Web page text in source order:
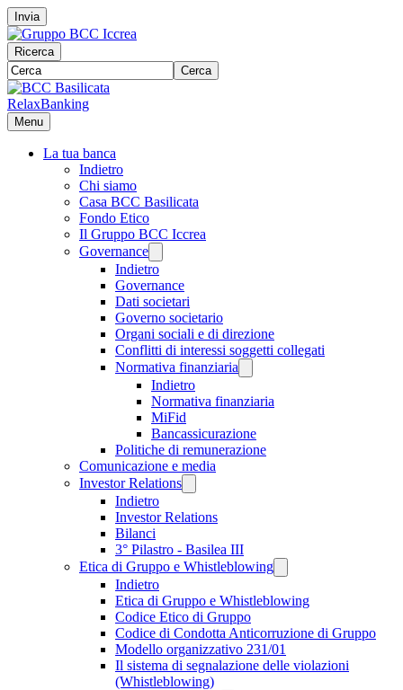
Invia
Ricerca
Cerca
RelaxBanking
Menu
La tua banca
Indietro
Chi siamo
Casa BCC Basilicata
Fondo Etico
Il Gruppo BCC Iccrea
Governance
Indietro
Governance
Dati societari
Governo societario
Organi sociali e di direzione
Conflitti di interessi soggetti collegati
Normativa finanziaria
Indietro
Normativa finanziaria
MiFid
Bancassicurazione
Politiche di remunerazione
Comunicazione e media
Investor Relations
Indietro
Investor Relations
Bilanci
3° Pilastro - Basilea III
Etica di Gruppo e Whistleblowing
Indietro
Etica di Gruppo e Whistleblowing
Codice Etico di Gruppo
Codice di Condotta Anticorruzione di Gruppo
Modello organizzativo 231/01
Il sistema di segnalazione delle violazioni
(Whistleblowing)